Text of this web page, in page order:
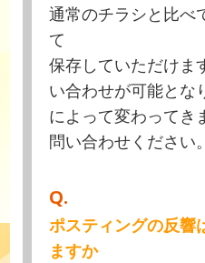
通常のチラシと比べ
て
保存していただけま
い合わせが可能とな
によって変わってき
問い合わせください。
Q.
ポスティングの反響
ますか